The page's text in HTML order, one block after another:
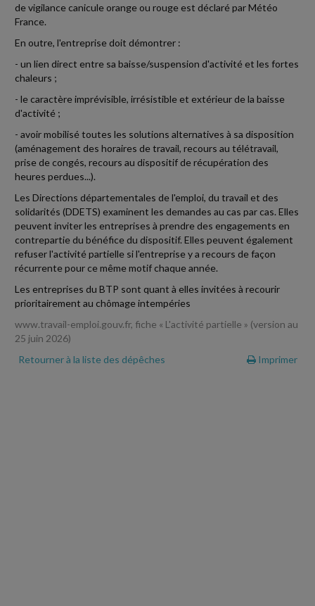
de vigilance canicule orange ou rouge est déclaré par Météo
France.
En outre, l'entreprise doit démontrer :
- un lien direct entre sa baisse/suspension d'activité et les fortes
chaleurs ;
- le caractère imprévisible, irrésistible et extérieur de la baisse
d'activité ;
- avoir mobilisé toutes les solutions alternatives à sa disposition
(aménagement des horaires de travail, recours au télétravail,
prise de congés, recours au dispositif de récupération des
heures perdues...).
Les Directions départementales de l'emploi, du travail et des
solidarités (DDETS) examinent les demandes au cas par cas. Elles
peuvent inviter les entreprises à prendre des engagements en
contrepartie du bénéfice du dispositif. Elles peuvent également
refuser l'activité partielle si l'entreprise y a recours de façon
récurrente pour ce même motif chaque année.
Les entreprises du BTP sont quant à elles invitées à recourir
prioritairement au chômage intempéries
www.travail-emploi.gouv.fr, fiche « L'activité partielle » (version au
25 juin 2026)
Retourner à la liste des dépêches
Imprimer